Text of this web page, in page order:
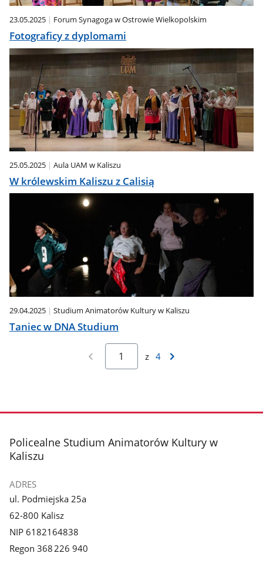
23.05.2025 Forum Synagoga w Ostrowie Wielkopolskim
Fotograficy z dyplomami
25.05.2025 Aula UAM w Kaliszu
W królewskim Kaliszu z Calisią
29.04.2025 Studium Animatorów Kultury w Kaliszu
Taniec w DNA Studium
z 4
stopka
Policealne Studium Animatorów Kultury w
Kaliszu
ADRES
ul. Podmiejska 25a
62-800 Kalisz
NIP 6182164838
Regon 368 226 940